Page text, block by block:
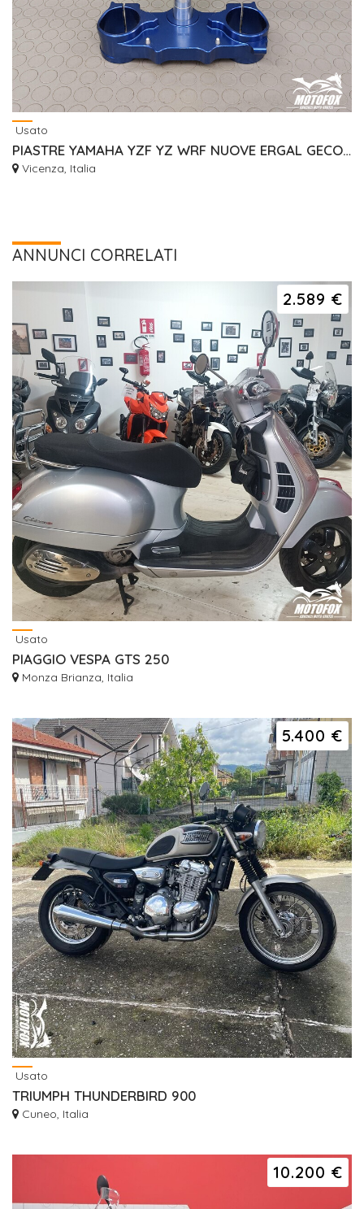
Usato
PIASTRE YAMAHA YZF YZ WRF NUOVE ERGAL GECO RISER
Vicenza, Italia
ANNUNCI CORRELATI
2.589 €
Usato
PIAGGIO VESPA GTS 250
Monza Brianza, Italia
5.400 €
Usato
TRIUMPH THUNDERBIRD 900
Cuneo, Italia
10.200 €